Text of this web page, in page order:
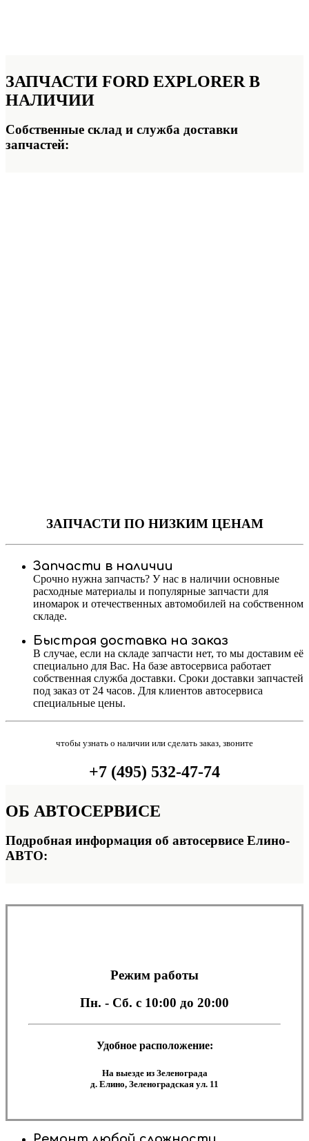
ЗАПЧАСТИ FORD EXPLORER В
НАЛИЧИИ
Собственные склад и служба доставки
запчастей:
ЗАПЧАСТИПО НИЗКИМ ЦЕНАМ
Запчасти в наличии
Срочно нужна запчасть? У нас в наличии основные
расходные материалы и популярные запчасти для
иномарок и отечественных автомобилей на собственном
складе.
Быстрая доставка на заказ
В случае, если на складе запчасти нет, то мы доставим её
специально для Вас. На базе автосервиса работает
собственная служба доставки. Сроки доставки запчастей
под заказ от 24 часов. Для клиентов автосервиса
специальные цены.
чтобы узнать о наличии или сделать заказ, звоните
+7 (495) 532-47-74
ОБ АВТОСЕРВИСЕ
Подробная информация об автосервисе Елино-
АВТО:
Режим работы
Пн. - Сб. с 10:00 до 20:00
Удобное расположение:
На выезде из Зеленограда
д. Елино, Зеленоградская ул. 11